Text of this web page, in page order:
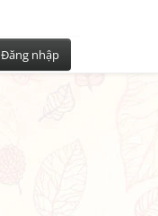
Đăng nhập